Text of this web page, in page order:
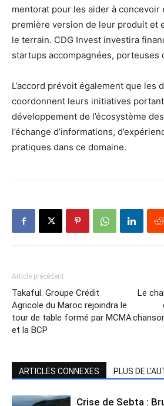
mentorat pour les aider à concevoir
première version de leur produit et
le terrain. CDG Invest investira
startups accompagnées, porteuses
L’accord prévoit également que les
coordonnent leurs initiatives
développement de l’écosystème
l’échange d’informations,
pratiques dans ce domaine.
Article précédent
Takaful. Groupe Crédit
Agricole du Maroc rejoindra le
tour de table formé par MCMA
et la BCP
Le
ARTICLES CONNEXES PLUS DE
Crise de Sebta :